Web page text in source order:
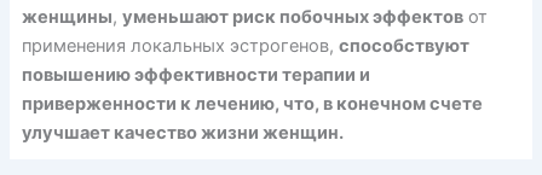
женщины, уменьшают риск побочных эффектовот
применения локальных эстрогенов, способствуют
повышению эффективности терапии и
приверженности к лечению, что, в конечном счете
улучшает качество жизни женщин.